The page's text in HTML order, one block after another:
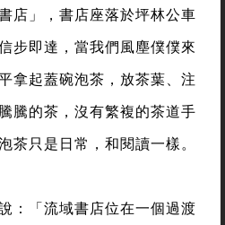
店」，書店座落於坪林公車
步即達，當我們風塵僕僕來
拿起蓋碗泡茶，放茶葉、注
騰的茶，沒有繁複的茶道手
茶只是日常，和閱讀一樣。
：「流域書店位在一個過渡